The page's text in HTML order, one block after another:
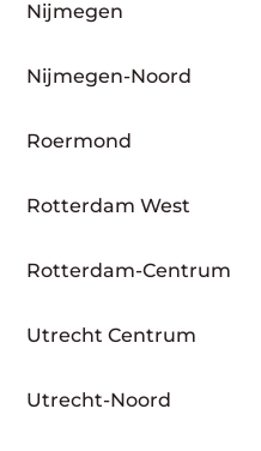
Nijmegen
Nijmegen-Noord
Roermond
Rotterdam West
Rotterdam-Centrum
Utrecht Centrum
Utrecht-Noord